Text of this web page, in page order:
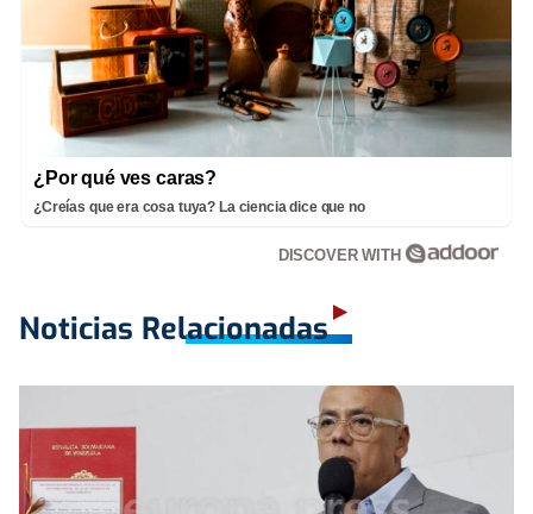
¿Por qué ves caras?
¿Creías que era cosa tuya? La ciencia dice que no
DISCOVER WITH
Noticias Relacionadas